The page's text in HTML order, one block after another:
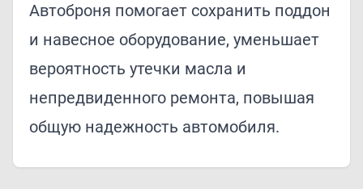
Автоброня помогает сохранить поддон
и навесное оборудование, уменьшает
вероятность утечки масла и
непредвиденного ремонта, повышая
общую надежность автомобиля.